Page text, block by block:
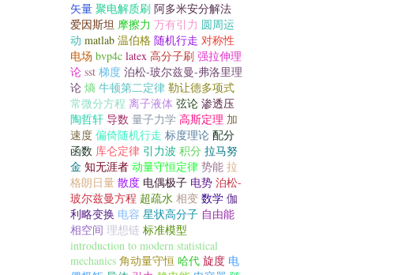
矢量 聚电解质刷 阿多米安分解法
爱因斯坦 摩擦力 万有引力 圆周运
动 matlab 温伯格 随机行走 对称性
电场 bvp4c latex 高分子刷 强拉伸理
论 sst 梯度 泊松-玻尔兹曼-弗洛里理
论 熵 牛顿第二定律 勒让德多项式
常微分方程 离子液体 弦论 渗透压
陶哲轩 导数 量子力学 高斯定理 加
速度 偏倚随机行走 标度理论 配分
函数 库仑定律 引力波 积分 拉马努
金 知无涯者 动量守恒定律 势能 拉
格朗日量 散度 电偶极子 电势 泊松-
玻尔兹曼方程 超疏水 相变 数学 伽
利略变换 电容 星状高分子 自由能
相空间 理想链 标准模型
introduction to modern statistical
mechanics 角动量守恒 哈代 旋度 电